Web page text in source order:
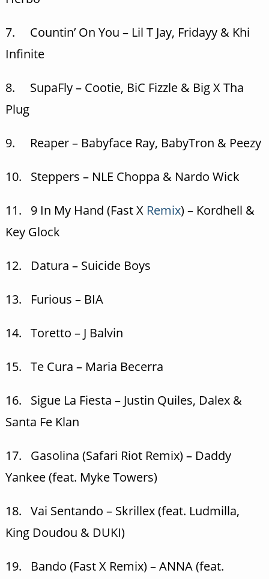
7. Countin’ On You – Lil T Jay, Fridayy & Khi
Infinite
8. SupaFly – Cootie, BiC Fizzle & Big X Tha
Plug
9. Reaper – Babyface Ray, BabyTron & Peezy
10. Steppers – NLE Choppa & Nardo Wick
11. 9 In My Hand (Fast X Remix) – Kordhell &
Key Glock
12. Datura – Suicide Boys
13. Furious – BIA
14. Toretto – J Balvin
15. Te Cura – Maria Becerra
16. Sigue La Fiesta – Justin Quiles, Dalex &
Santa Fe Klan
17. Gasolina (Safari Riot Remix) – Daddy
Yankee (feat. Myke Towers)
18. Vai Sentando – Skrillex (feat. Ludmilla,
King Doudou & DUKI)
19. Bando (Fast X Remix) – ANNA (feat.